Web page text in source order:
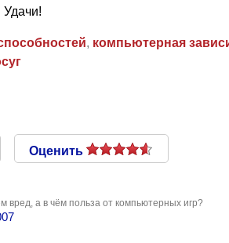
Удачи!
, компьютерная
Оценить
вред, а в чём польза от компьютерных игр?